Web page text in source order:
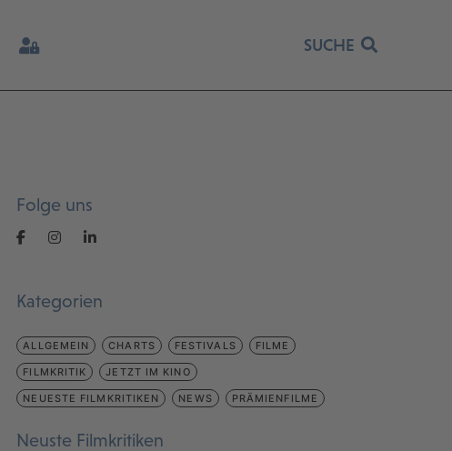
SUCHE
Folge uns
Kategorien
ALLGEMEIN CHARTS FESTIVALS FILME
FILMKRITIK JETZT IM KINO
NEUESTE FILMKRITIKEN NEWS PRÄMIENFILME
Neuste Filmkritiken